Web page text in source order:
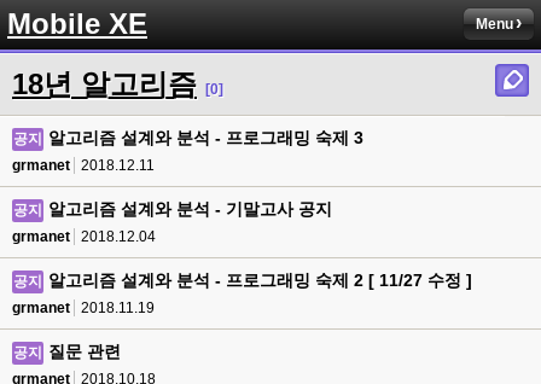
Mobile XE Menu
18년 알고리즘 [0]
공지 알고리즘 설계와 분석 - 프로그래밍 숙제 3
grmanet 2018.12.11
공지 알고리즘 설계와 분석 - 기말고사 공지
grmanet 2018.12.04
공지 알고리즘 설계와 분석 - 프로그래밍 숙제 2 [ 11/27 수정 ]
grmanet 2018.11.19
공지 질문 관련
grmanet 2018.10.18